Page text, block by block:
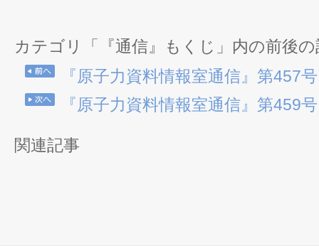
カテゴリ「『通信』もくじ」内の前後の
『原子力資料情報室通信』第457
『原子力資料情報室通信』第459
関連記事